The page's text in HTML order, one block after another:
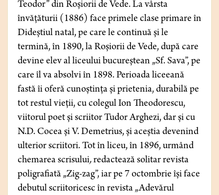
Teodor” din Roșiorii de Vede. La vârsta
învățăturii (1886) face primele clase primare în
Dideștiul natal, pe care le continuă și le
termină, în 1890, la Roșiorii de Vede, după care
devine elev al liceului bucureștean „Sf. Sava”, pe
care îl va absolvi în 1898. Perioada liceeană
fastă îi oferă cunoștința și prietenia, durabilă pe
tot restul vieții, cu colegul Ion Theodorescu,
viitorul poet și scriitor Tudor Arghezi, dar și cu
N.D. Cocea și V. Demetrius, și aceștia devenind
ulterior scriitori. Tot în liceu, în 1896, urmând
chemarea scrisului,redactează solitar revista
poligrafiată „Zig-zag”, iar pe 7 octombrie își face
debutul scriitoricesc în revista „Adevărul